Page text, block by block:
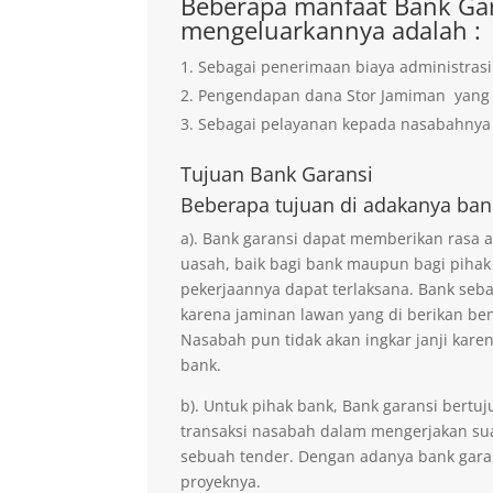
mengeluarkannya adalah :
Sebagai penerimaan biaya
Pengendapan dana Stor Jamiman
Sebagai pelayanan kepada
Tujuan Bank Garansi
Beberapa tujuan di adakanya
a). Bank garansi dapat memberikan rasa
uasah, baik bagi bank maupun bagi
pekerjaannya dapat terlaksana. Bank
karena jaminan lawan yang di berikan
Nasabah pun tidak akan ingkar janji
bank.
b). Untuk pihak bank, Bank garansi
transaksi nasabah dalam mengerjakan
sebuah tender. Dengan adanya bank
proyeknya.